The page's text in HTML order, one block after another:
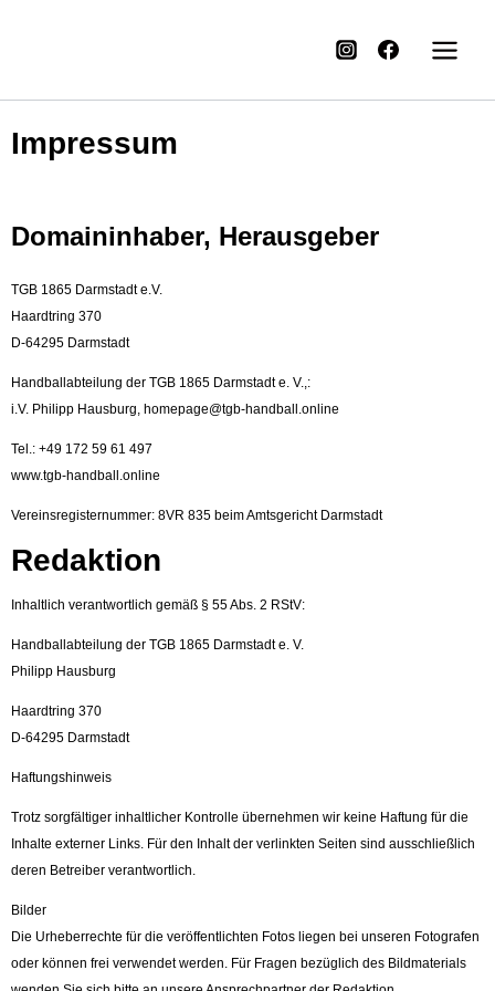
Impressum
Domaininhaber, Herausgeber
TGB 1865 Darmstadt e.V.
Haardtring 370
D-64295 Darmstadt
Handballabteilung der TGB 1865 Darmstadt e. V.,:
i.V. Philipp Hausburg, homepage@tgb-handball.online
Tel.: +49 172 59 61 497
www.tgb-handball.online
Vereinsregisternummer: 8VR 835 beim Amtsgericht Darmstadt
Redaktion
Inhaltlich verantwortlich gemäß § 55 Abs. 2 RStV:
Handballabteilung der TGB 1865 Darmstadt e. V.
Philipp Hausburg
Haardtring 370
D-64295 Darmstadt
Haftungshinweis
Trotz sorgfältiger inhaltlicher Kontrolle übernehmen wir keine Haftung für die
Inhalte externer Links. Für den Inhalt der verlinkten Seiten sind ausschließlich
deren Betreiber verantwortlich.
Bilder
Die Urheberrechte für die veröffentlichten Fotos liegen bei unseren Fotografen
oder können frei verwendet werden. Für Fragen bezüglich des Bildmaterials